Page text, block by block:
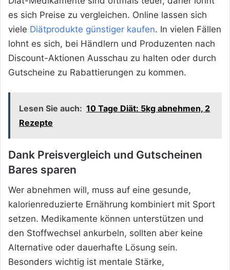
es sich Preise zu vergleichen. Online lassen sich
viele Diätprodukte günstiger kaufen. In vielen Fällen
lohnt es sich, bei Händlern und Produzenten nach
Discount-Aktionen Ausschau zu halten oder durch
Gutscheine zu Rabattierungen zu kommen.
Lesen Sie auch: 10 Tage Diät: 5kg abnehmen, 2
Rezepte
Dank Preisvergleich und Gutscheinen
Bares sparen
Wer abnehmen will, muss auf eine gesunde,
kalorienreduzierte Ernährung kombiniert mit Sport
setzen. Medikamente können unterstützen und
den Stoffwechsel ankurbeln, sollten aber keine
Alternative oder dauerhafte Lösung sein.
Besonders wichtig ist mentale Stärke,